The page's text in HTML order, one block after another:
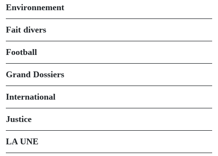
Environnement
Fait divers
Football
Grand Dossiers
International
Justice
LA UNE